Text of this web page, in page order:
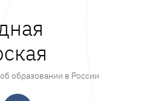
образовании в России